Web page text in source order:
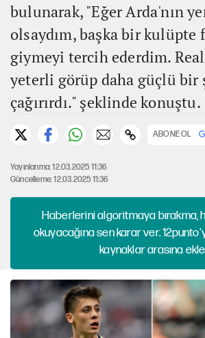
bulunarak, "Eğer Arda'nın
olsaydım, başka bir kulüpte
giymeyi tercih ederdim.
yeterli görüp daha güçlü bir
çağırırdı." şeklinde konuştu.
ABONE OL
Yayınlanma: 12.03.2025 11:36
Güncelleme: 12.03.2025 11:36
Haberlerini algoritmaya bırakma,
okuyacağına sen karar ver.
kaynaklar arasına